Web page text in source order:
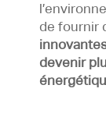
de fournir
devenir